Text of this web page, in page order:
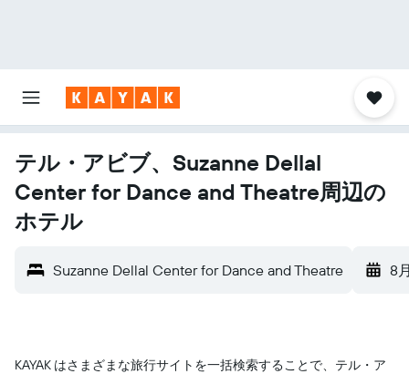
テル・アビブ、Suzanne Dellal
Center for Dance and Theatre周辺の
ホテル
Suzanne Dellal Center for Dance and Theatre 8
KAYAK はさまざまな旅行サイトを一括検索することで、テル・ア